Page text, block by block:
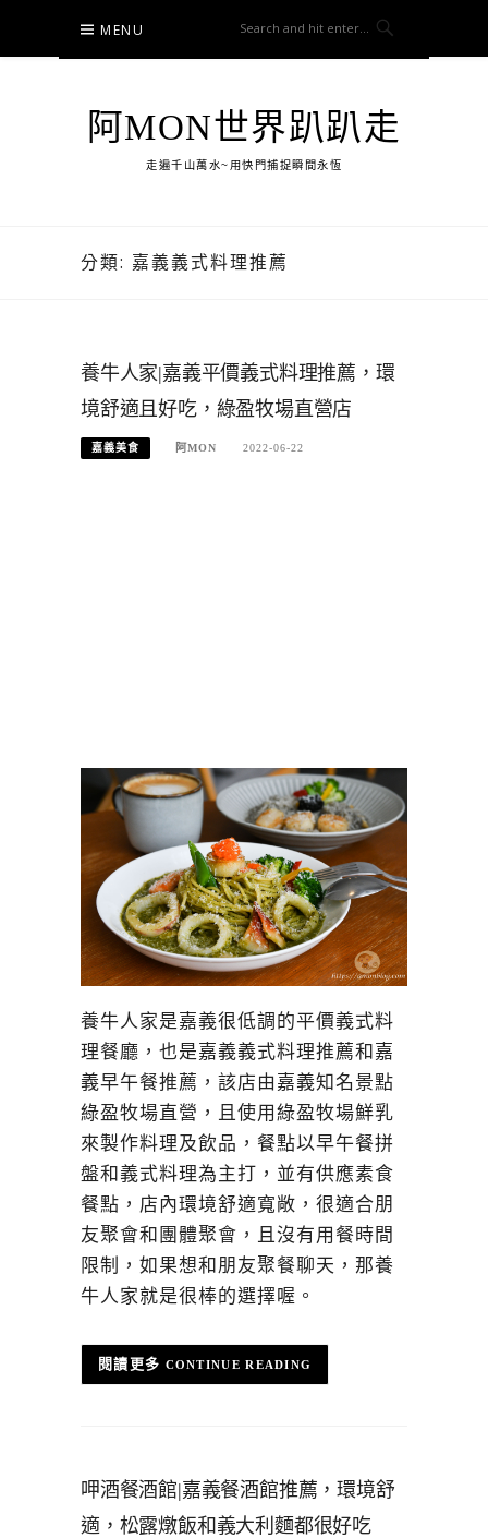
content
MENU
阿MON世界趴趴走
走遍千山萬水~用快門捕捉瞬間永恆
分類: 嘉義義式料理推薦
養牛人家|嘉義平價義式料理推薦，環
境舒適且好吃，綠盈牧場直營店
嘉義美食 阿MON 2022-06-22
養牛人家是嘉義很低調的平價義式料
理餐廳，也是嘉義義式料理推薦和嘉
義早午餐推薦，該店由嘉義知名景點
綠盈牧場直營，且使用綠盈牧場鮮乳
來製作料理及飲品，餐點以早午餐拼
盤和義式料理為主打，並有供應素食
餐點，店內環境舒適寬敞，很適合朋
友聚會和團體聚會，且沒有用餐時間
限制，如果想和朋友聚餐聊天，那養
牛人家就是很棒的選擇喔。
CONTINUE READING
呷酒餐酒館|嘉義餐酒館推薦，環境舒
適，松露燉飯和義大利麵都很好吃